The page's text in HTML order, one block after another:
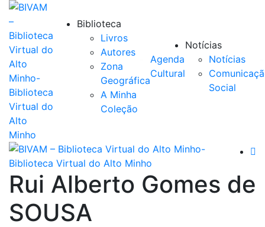
Biblioteca
Livros
Autores
Zona
Geográfica
A Minha
Coleção
Agenda
Cultural
Notícias
Notícias
Social
Rui Alberto Gomes de
SOUSA